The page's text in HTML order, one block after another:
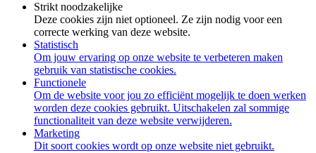
Strikt noodzakelijke
Deze cookies zijn niet optioneel. Ze zijn nodig voor een
correcte werking van deze website.
Statistisch
Om jouw ervaring op onze website te verbeteren maken
gebruik van statistische cookies.
Functionele
Om de website voor jou zo efficiënt mogelijk te doen werken
worden deze cookies gebruikt. Uitschakelen zal sommige
functionaliteit van deze website verwijderen.
Marketing
Dit soort cookies wordt op onze website niet gebruikt.